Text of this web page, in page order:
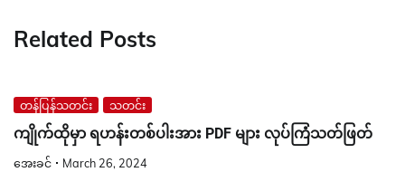
Related Posts
တန်ပြန်သတင်း သတင်း
ကျိုက်ထိုမှာ ရဟန်းတစ်ပါးအား PDF များ လုပ်ကြံသတ်ဖြတ်
အေးခင် March 26, 2024